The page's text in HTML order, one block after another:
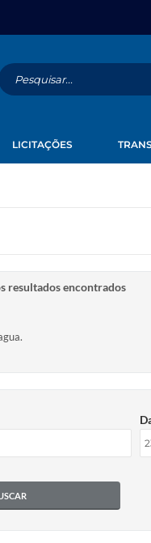
LICITAÇÕES
resultados encontrados